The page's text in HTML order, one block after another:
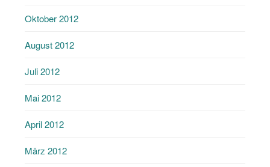
Oktober 2012
August 2012
Juli 2012
Mai 2012
April 2012
März 2012